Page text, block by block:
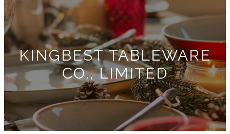
KINGBEST TABLEWARE
CO., LIMITED